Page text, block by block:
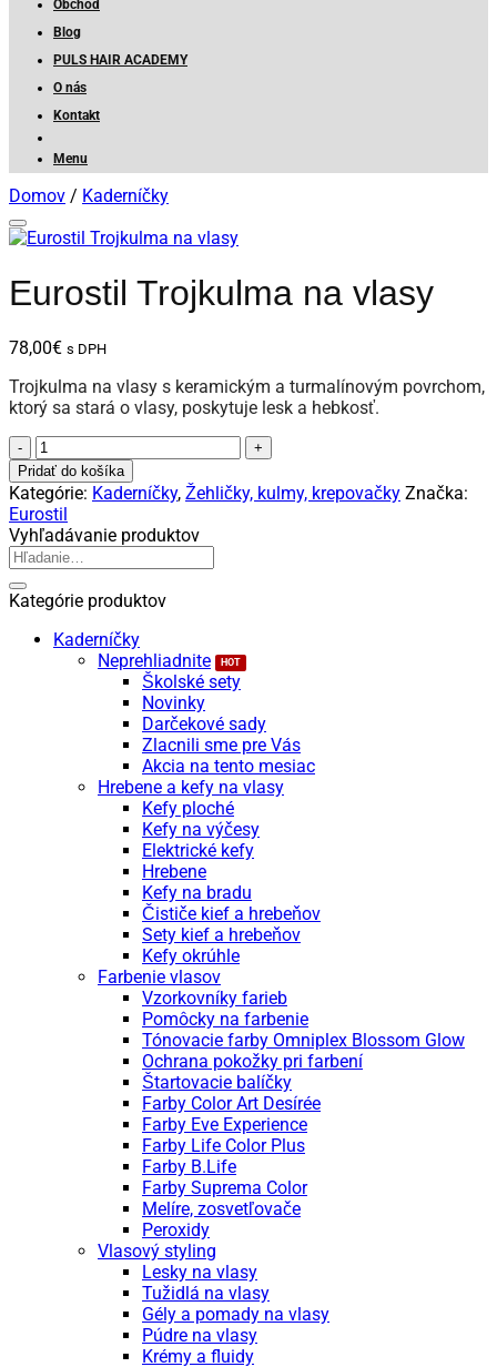
Obchod
Blog
PULS HAIR ACADEMY
O nás
Kontakt
Menu
Domov / Kaderníčky
Eurostil Trojkulma na vlasy
78,00€ s DPH
Trojkulma na vlasy s keramickým a turmalínovým povrchom,
ktorý sa stará o vlasy, poskytuje lesk a hebkosť.
množstvo
Eurostil
Trojkulma
na
vlasy
Pridať do košíka
Kategórie: Kaderníčky, Žehličky, kulmy, krepovačky Značka:
Eurostil
Vyhľadávanie produktov
Hľadať:
Kategórie produktov
Kaderníčky
Neprehliadnite
Školské sety
Novinky
Darčekové sady
Zlacnili sme pre Vás
Akcia na tento mesiac
Hrebene a kefy na vlasy
Kefy ploché
Kefy na výčesy
Elektrické kefy
Hrebene
Kefy na bradu
Čističe kief a hrebeňov
Sety kief a hrebeňov
Kefy okrúhle
Farbenie vlasov
Vzorkovníky farieb
Pomôcky na farbenie
Tónovacie farby Omniplex Blossom Glow
Ochrana pokožky pri farbení
Štartovacie balíčky
Farby Color Art Desírée
Farby Eve Experience
Farby Life Color Plus
Farby B.Life
Farby Suprema Color
Melíre, zosvetľovače
Peroxidy
Vlasový styling
Lesky na vlasy
Tužidlá na vlasy
Gély a pomady na vlasy
Púdre na vlasy
Krémy a fluidy